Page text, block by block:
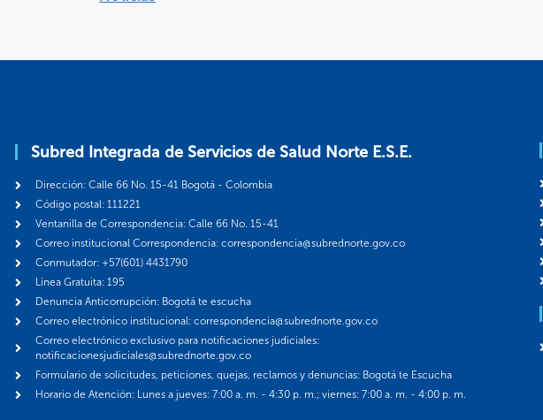
Subred Integrada de Servicios de Salud Norte E.S.E.
Dirección: Calle 66 No. 15-41 Bogotá - Colombia
Código postal: 111221
Ventanilla de Correspondencia: Calle 66 No. 15-41
Correo institucional Correspondencia: correspondencia@subrednorte.gov.co
Conmutador: +57(601) 4431790
Línea Gratuita: 195
Denuncia Anticorrupción: Bogotá te escucha
Correo electrónico institucional: correspondencia@subrednorte.gov.co
Correo electrónico exclusivo para notificaciones judiciales:
notificacionesjudiciales@subrednorte.gov.co
Formulario de solicitudes, peticiones, quejas, reclamos y denuncias: Bogotá te Escucha
Horario de Atención: Lunes a jueves: 7:00 a. m. - 4:30 p. m.; viernes: 7:00 a. m. - 4:00 p. m.